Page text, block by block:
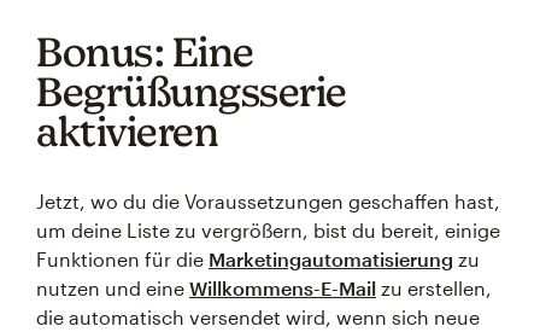
Bonus: Eine
Begrüßungsserie
aktivieren
Jetzt, wo du die Voraussetzungen geschaffen hast,
um deine Liste zu vergrößern, bist du bereit, einige
Funktionen für die Marketingautomatisierung zu
nutzen und eine Willkommens-E-Mail zu erstellen,
die automatisch versendet wird, wenn sich neue